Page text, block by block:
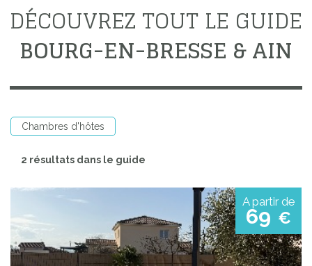
DÉCOUVREZ TOUT LE GUIDE
BOURG-EN-BRESSE & AIN
Chambres d'hôtes
2 résultats dans le guide
A partir de
69 €